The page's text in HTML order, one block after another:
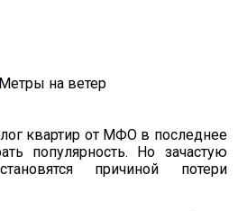
квартир от МФО в последнее
популярность. Но зачастую
причиной потери